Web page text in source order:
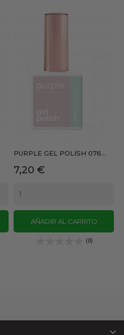
PURPLE GEL POLISH 076...
Precio
7,20 €
AÑADIR AL CARRITO
(0)
